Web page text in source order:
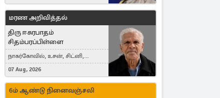
மரண அறிவித்தல்
திரு ஈசுரபாதம்
சிதம்பரப்பிள்ளை
நாகர்கோவில், உசன், சிட்னி,
Australia
07 Aug, 2026
6ம் ஆண்டு நினைவஞ்சலி